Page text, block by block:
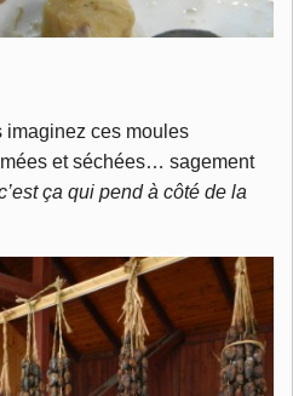
imaginez ces moules
et séchées… sagement
ça qui pend à côté de la